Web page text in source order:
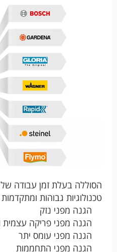
הסוללה בעלת זמן עבודה
טכנולוגיות גבוהות
הגנה מפני נזק
הגנה מפני פריקה עצמית
הגנה מפני עומס יתר
הגנה מפני התחממות